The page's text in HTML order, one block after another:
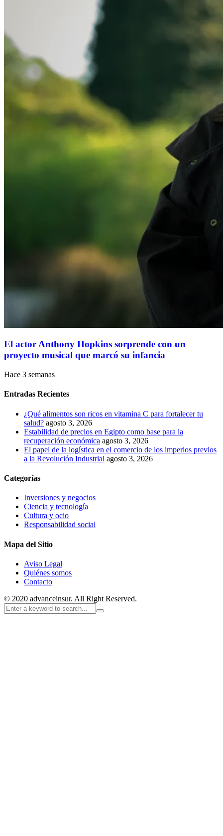
El actor Anthony Hopkins sorprende con un
proyecto musical que marcó su infancia
Hace 3 semanas
Entradas Recientes
¿Qué alimentos son ricos en vitamina C para fortalecer tu
salud? agosto 3, 2026
Estabilidad de precios en Egipto como base para la
recuperación económica agosto 3, 2026
El papel de la logística en el comercio de los imperios previos
a la Revolución Industrial agosto 3, 2026
Categorías
Inversiones y negocios
Ciencia y tecnología
Cultura y ocio
Responsabilidad social
Mapa del Sitio
Aviso Legal
Quiénes somos
Contacto
© 2020 advanceinsur. All Right Reserved.